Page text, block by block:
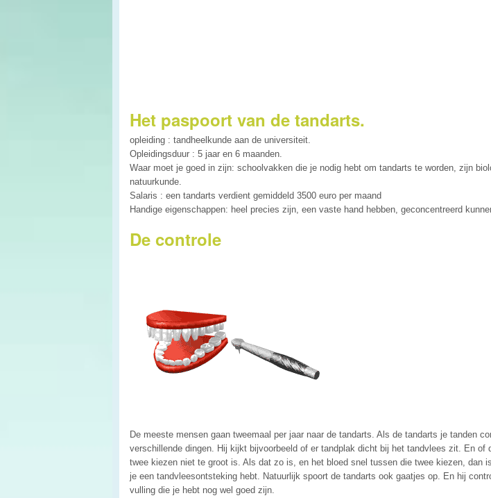
Het paspoort van de tandarts.
opleiding : tandheelkunde aan de universiteit.
Opleidingsduur : 5 jaar en 6 maanden.
Waar moet je goed in zijn: schoolvakken die je nodig hebt om tandarts te worden, zijn
natuurkunde.
Salaris : een tandarts verdient gemiddeld 3500 euro per maand
Handige eigenschappen: heel precies zijn, een vaste hand hebben, geconcentreerd
De controle
De meeste mensen gaan tweemaal per jaar naar de tandarts. Als de tandarts je tanden
verschillende dingen. Hij kijkt bijvoorbeeld of er tandplak dicht bij het tandvlees zit. En of
twee kiezen niet te groot is. Als dat zo is, en het bloed snel tussen die twee kiezen, dan
je een tandvleesontsteking hebt. Natuurlijk spoort de tandarts ook gaatjes op. En hij
vulling die je hebt nog wel goed zijn.